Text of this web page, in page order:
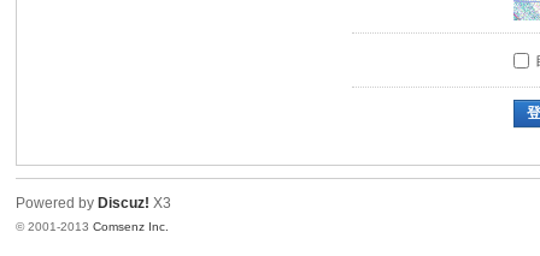
Powered by Discuz! X3
© 2001-2013Comsenz Inc.